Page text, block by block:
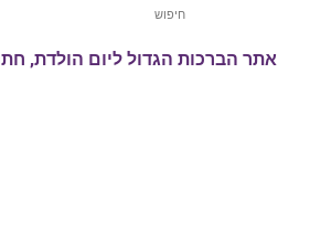
אתר הברכות הגדול ליום הולדת,